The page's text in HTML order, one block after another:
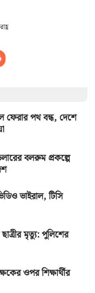
ফেরার পথ বন্ধ, দেশে
বলরুম প্রকল্পে
ভাইরাল, টিসি
মৃত্যু: পুলিশের
ওপর শিক্ষার্থীর